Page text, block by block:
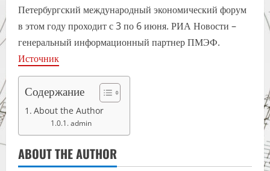
Петербургский международный экономический форум
в этом году проходит с 3 по 6 июня. РИА Новости –
генеральный информационный партнер ПМЭФ.
Источник
Содержание
About the Author
admin
ABOUT THE AUTHOR